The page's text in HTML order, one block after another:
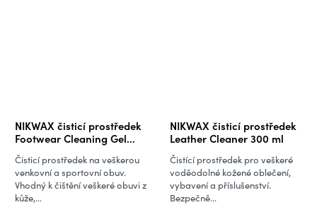
NIKWAX čisticí prostředek
Footwear Cleaning Gel
Čisticí prostředek na veškerou
venkovní a sportovní obuv.
Vhodný k čištění veškeré obuvi z
kůže,...
NIKWAX čisticí prostředek
Leather Cleaner 300 ml
Čistící prostředek pro veškeré
voděodolné kožené oblečení,
vybavení a příslušenství.
Bezpečně...